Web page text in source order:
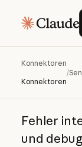
Konnektoren
Konnektoren
/
Fehler
und